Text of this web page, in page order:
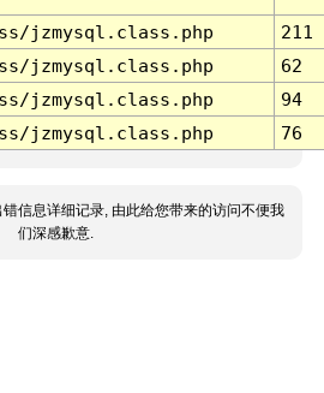
jzmysql.class.php
211
jzmysql.class.php
62
jzmysql.class.php
94
jzmysql.class.php 76
错信息详细记录, 由此给您带来的访问不便我
们深感歉意.